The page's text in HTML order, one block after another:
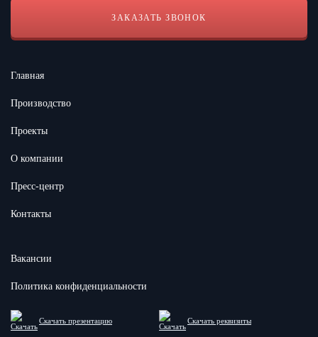
ЗАКАЗАТЬ ЗВОНОК
Главная
Производство
Проекты
О компании
Пресс-центр
Контакты
Вакансии
Политика конфиденциальности
Скачать презентацию Скачать реквизиты